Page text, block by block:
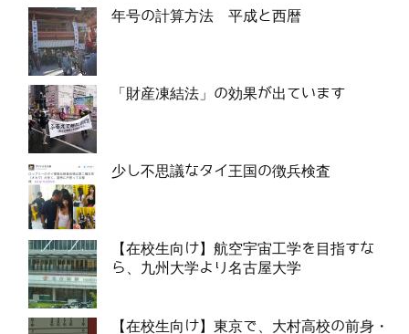
年号の計算方法 平成と西暦
「財産凍結法」の効果が出ています
少し不思議なタイ王国の徴兵検査
【在校生向け】航空宇宙工学を目指すな
ら、九州大学より名古屋大学
【在校生向け】東京で、大村高校の前身・